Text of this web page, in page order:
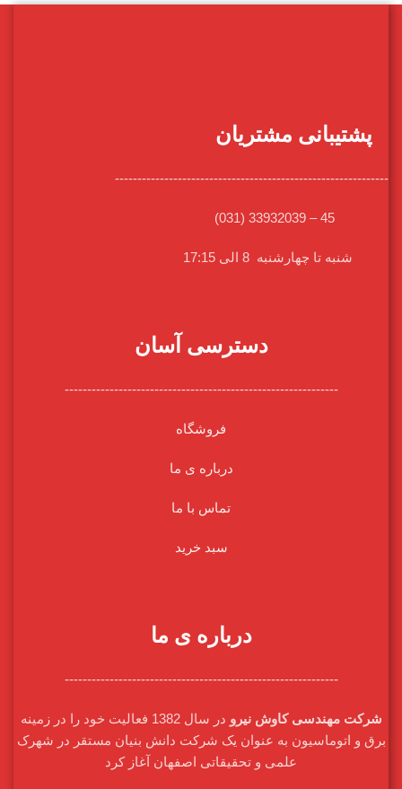
پشتیبانی مشتریان
-------------------------------------------------------------
شنبه تا چهارشنبه 8 الی 17:15
دسترسی آسان
-------------------------------------------------------------
فروشگاه
درباره ی ما
تماس با ما
سبد خرید
درباره ی ما
-------------------------------------------------------------
شرکت مهندسی کاوش نیرو
در سال 1382 فعالیت خود را در زمینه
برق و اتوماسیون به عنوان یک شرکت دانش بنیان مستقر در شهرک
علمی و تحقیقاتی اصفهان آغاز کرد